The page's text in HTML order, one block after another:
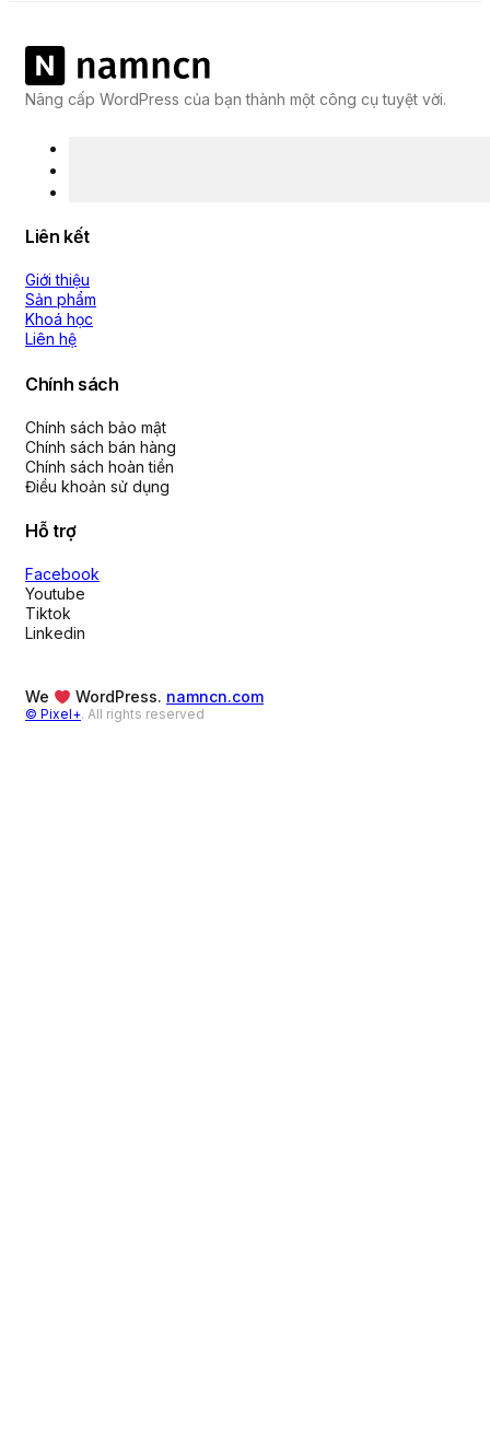
Nâng cấp WordPress của bạn thành một công cụ tuyệt vời.
Liên kết
Giới thiệu
Sản phẩm
Khoá học
Liên hệ
Chính sách
Chính sách bảo mật
Chính sách bán hàng
Chính sách hoàn tiền
Điều khoản sử dụng
Hỗ trợ
Facebook
Youtube
Tiktok
Linkedin
We WordPress. namncn.com
© Pixel+. All rights reserved